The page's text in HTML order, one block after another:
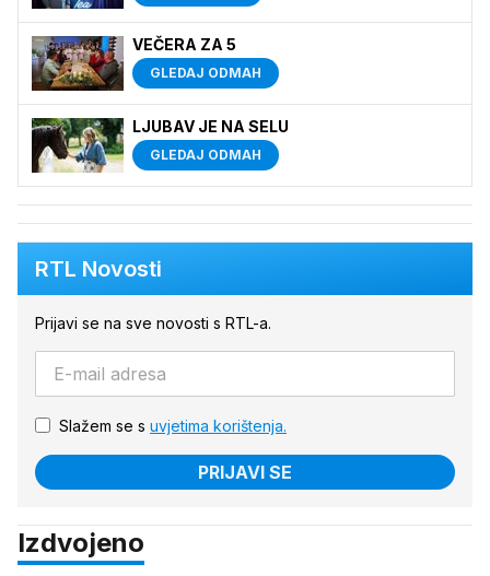
VEČERA ZA 5
GLEDAJ ODMAH
LJUBAV JE NA SELU
GLEDAJ ODMAH
RTL Novosti
Prijavi se na sve novosti s RTL-a.
Slažem se s uvjetima korištenja.
PRIJAVI SE
Izdvojeno